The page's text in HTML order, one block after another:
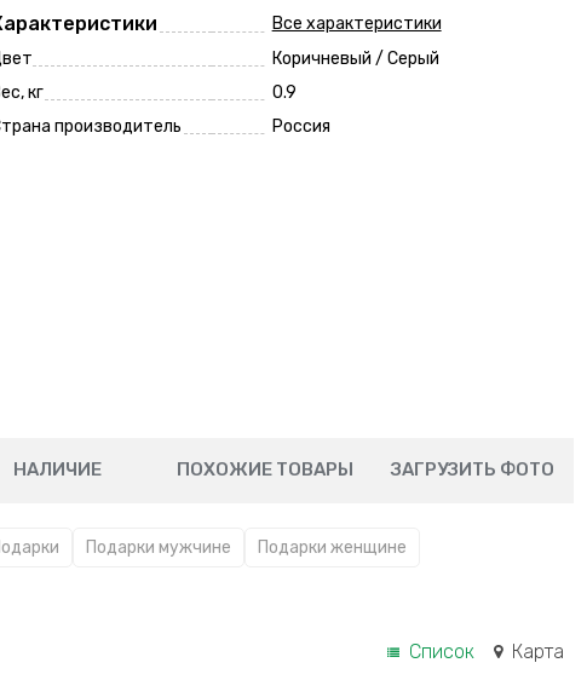
Все характеристики
Коричневый / Серый
кг
0.9
производитель
Россия
НАЛИЧИЕ ПОХОЖИЕ ТОВАРЫ ЗАГРУЗИТЬ ФОТО
Подарки мужчине
Подарки женщине
Список Карта